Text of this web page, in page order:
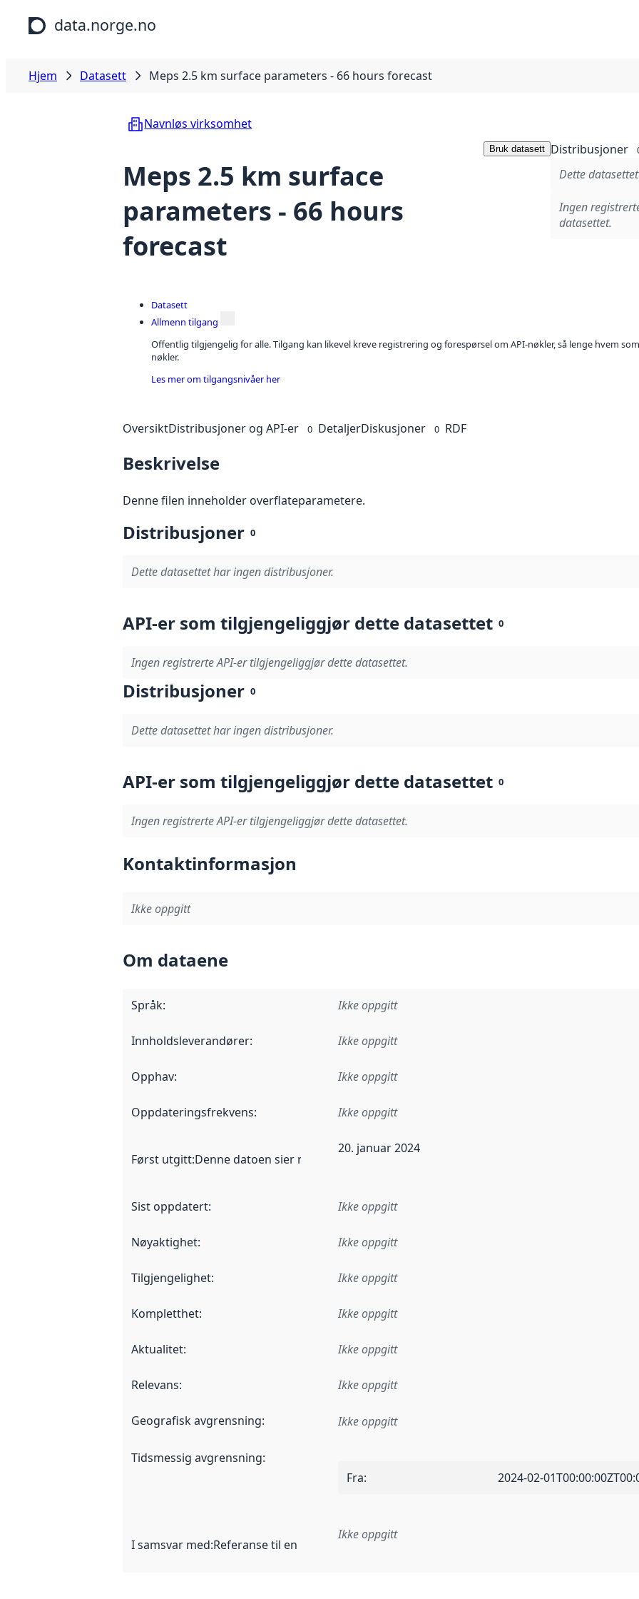
Hopp til hovedinnhold
data.norge.no
Hjem Datasett Meps 2.5 km surface parameters - 66 hours forecast
Navnløs virksomhet
Meps 2.5 km surface
parameters - 66 hours
forecast
Bruk datasett Distribusjoner
Dette
Ingen
datasettet.
Datasett
Allmenn tilgang
Offentlig tilgjengelig for alle. Tilgang kan likevel kreve registrering og forespørsel om API-nøkler, så lenge hvem
nøkler.
Les mer om tilgangsnivåer her
OversiktDistribusjoner og API-er 0 DetaljerDiskusjoner 0 RDF
Beskrivelse
Denne filen inneholder overflateparametere.
Distribusjoner 0
Dette datasettet har ingen distribusjoner.
API-er som tilgjengeliggjør dette datasettet 0
Ingen registrerte API-er tilgjengeliggjør dette datasettet.
Distribusjoner 0
Dette datasettet har ingen distribusjoner.
API-er som tilgjengeliggjør dette datasettet 0
Ingen registrerte API-er tilgjengeliggjør dette datasettet.
Kontaktinformasjon
Ikke oppgitt
Om dataene
Språk: Ikke oppgitt
Innholdsleverandører: Ikke oppgitt
Opphav: Ikke oppgitt
Oppdateringsfrekvens: Ikke oppgitt
Først utgitt:Denne datoen sier når dataene i dette datasettet første gang ble utgitt. Det kan
20. januar 2024
Sist oppdatert: Ikke oppgitt
Nøyaktighet: Ikke oppgitt
Tilgjengelighet: Ikke oppgitt
Kompletthet: Ikke oppgitt
Aktualitet: Ikke oppgitt
Relevans: Ikke oppgitt
Geografisk avgrensning: Ikke oppgitt
Tidsmessig avgrensning:
Fra: 2024-02-
I samsvar med:Referanse til en implementasjonsregel eller annen spesifikasjon, som ligger
Ikke oppgitt